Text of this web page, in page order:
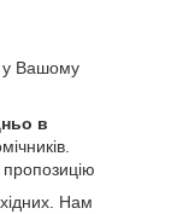
у Вашому
в
Нам